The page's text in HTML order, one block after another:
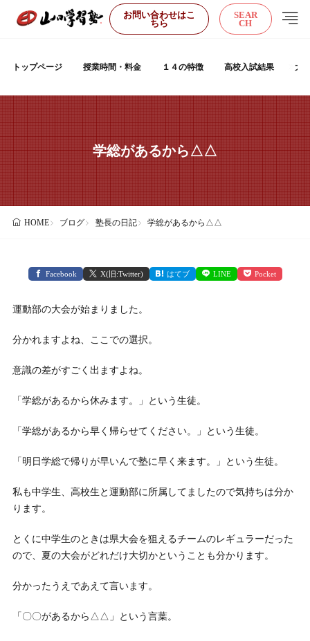
お問い合わせはこ
ちら
SEAR
CH
トップページ 授業時間・料金 １４の特徴 高校入試結果 大
学総があるから△△
HOME ブログ 塾長の日記 学総があるから△△
Facebook X(旧:Twitter) はてブ LINE Pocket
運動部の大会が始まりました。
分かれますよね、ここでの選択。
意識の差がすごく出ますよね。
「学総があるから休みます。」という生徒。
「学総があるから早く帰らせてください。」という生徒。
「明日学総で帰りが早いんで塾に早く来ます。」という生徒。
私も中学生、高校生と運動部に所属してましたので気持ちは分か
ります。
とくに中学生のときは県大会を狙えるチームのレギュラーだった
ので、夏の大会がどれだけ大切かということも分かります。
分かったうえであえて言います。
「〇〇があるから△△」という言葉。